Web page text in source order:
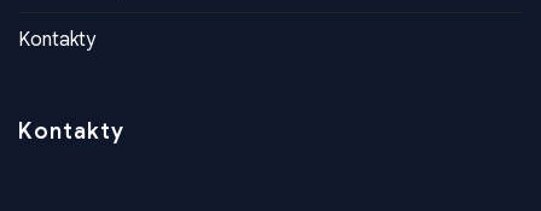
Kontakty
Kontakty